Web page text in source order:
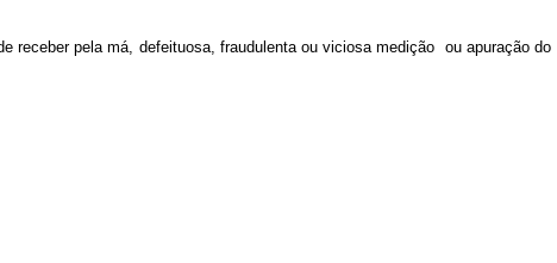
receber pela má, defeituosa, fraudulenta ou viciosa medição ou apuração do